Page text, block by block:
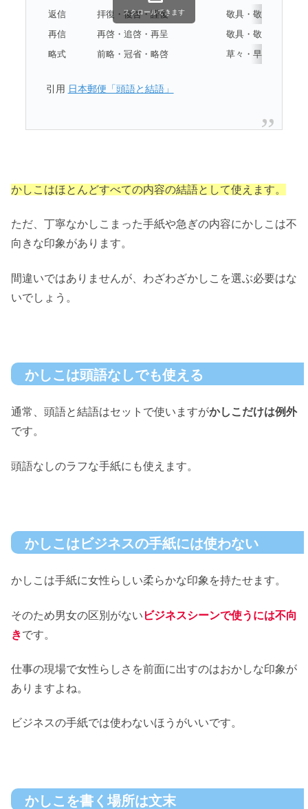
返信
拝復・復啓・謹復
敬具・敬白・拝具
再信
再啓・追啓・再呈
敬具・敬白・拝具
略式
前略・冠省・略啓 草々・早々・不一
スクロールできます
引用 日本郵便「頭語と結語」
かしこはほとんどすべての内容の結語として使えます。
ただ、丁寧なかしこまった手紙や急ぎの内容にかしこは不
向きな印象があります。
間違いではありませんが、わざわざかしこを選ぶ必要はな
いでしょう。
かしこは頭語なしでも使える
通常、頭語と結語はセットで使いますがかしこだけは例外
です。
頭語なしのラフな手紙にも使えます。
かしこはビジネスの手紙には使わない
かしこは手紙に女性らしい柔らかな印象を持たせます。
そのため男女の区別がない ビジネスシーンで使うには不向
きです。
仕事の現場で女性らしさを前面に出すのはおかしな印象が
ありますよね。
ビジネスの手紙では使わないほうがいいです。
かしこを書く場所は文末